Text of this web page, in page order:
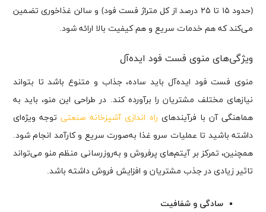
(حدود ۱۵ تا ۲۵ درصد از کل متراژ فست فود) و سالن غذاخوری تضمین
می‌کند که هم خدمات سریع و هم کیفیت بالا ارائه شود.
ویژگی‌های منوی فست فود ایده‌آل
منوی فست فود ایده‌آل باید ساده، جذاب و متنوع باشد تا بتواند
نیازهای مختلف مشتریان را برآورده کند. در طراحی این منو، باید به
هماهنگی آن با فرآیندهای راه اندازی آشپزخانه صنعتیتوجه ویژه‌ای
داشته باشید تا عملیات سرو غذا به‌صورت سریع و کارآمد انجام شود.
همچنین، تمرکز بر آیتم‌های پرفروش و به‌روزرسانی منظم منو می‌تواند
تاثیر زیادی در جذب مشتریان و افزایش فروش داشته باشد.
سادگی و شفافیت